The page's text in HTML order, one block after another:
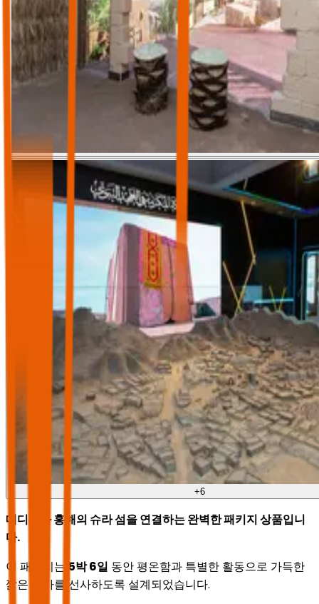
+6
메디나와 홍해의 슈라 섬을 연결하는 완벽한 패키지 상품입니
다.
이 패키지는 5박 6일 동안 평온함과 특별한 활동으로 가득한
짧은 휴가를 선사하도록 설계되었습니다.